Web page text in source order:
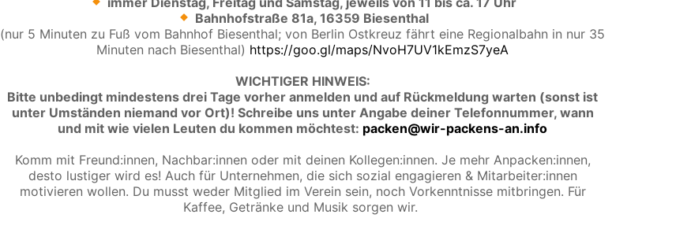
Bahnhofstraße 81a, 16359 Biesenthal
(nur 5 Minuten zu Fuß vom Bahnhof Biesenthal; von Berlin Ostkreuz fährt eine Regionalbahn in nur 35
Minuten nach Biesenthal) https://goo.gl/maps/NvoH7UV1kEmzS7yeA
WICHTIGER HINWEIS:
Bitte unbedingt mindestens drei Tage vorher anmelden und auf Rückmeldung warten (sonst ist
unter Umständen niemand vor Ort)! Schreibe uns unter Angabe deiner Telefonnummer, wann
und mit wie vielen Leuten du kommen möchtest: packen@wir-packens-an.info
Komm mit Freund:innen, Nachbar:innen oder mit deinen Kollegen:innen. Je mehr Anpacken:innen,
desto lustiger wird es! Auch für Unternehmen, die sich sozial engagieren & Mitarbeiter:innen
motivieren wollen. Du musst weder Mitglied im Verein sein, noch Vorkenntnisse mitbringen. Für
Kaffee, Getränke und Musik sorgen wir.